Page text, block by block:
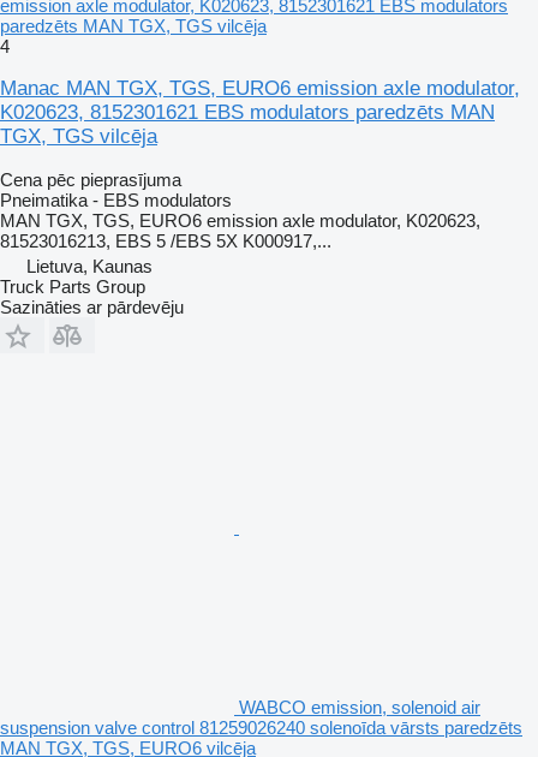
emission axle modulator, K020623, 8152301621 EBS modulators
paredzēts MAN TGX, TGS vilcēja
4
Manac MAN TGX, TGS, EURO6 emission axle modulator,
K020623, 8152301621 EBS modulators paredzēts MAN
TGX, TGS vilcēja
Cena pēc pieprasījuma
Pneimatika - EBS modulators
MAN TGX, TGS, EURO6 emission axle modulator, K020623,
81523016213, EBS 5 /EBS 5X K000917,...
Lietuva, Kaunas
Truck Parts Group
Sazināties ar pārdevēju
WABCO emission, solenoid air
suspension valve control 81259026240 solenoīda vārsts paredzēts
MAN TGX, TGS, EURO6 vilcēja